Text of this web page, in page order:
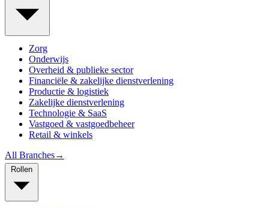
Zorg
Onderwijs
Overheid & publieke sector
Financiële & zakelijke dienstverlening
Productie & logistiek
Zakelijke dienstverlening
Technologie & SaaS
Vastgoed & vastgoedbeheer
Retail & winkels
All Branches→